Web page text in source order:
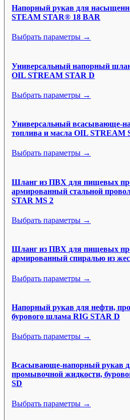
Напорный рукав для
STEAM STAR® 18 BAR
Выбрать параметры →
Универсальный напорный
OIL STREAM STAR D
Выбрать параметры →
Универсальный всасывающе-
топлива и масла OIL STREAM
Выбрать параметры →
Шланг из ПВХ для пищевых
армированный стальной
STAR MS 2
Выбрать параметры →
Шланг из ПВХ для пищевых
армированный спиралью из
Выбрать параметры →
Напорный рукав для нефти,
бурового шлама RIG STAR D
Выбрать параметры →
Всасывающе-напорный рукав
промывочной жидкости,
SD
Выбрать параметры →